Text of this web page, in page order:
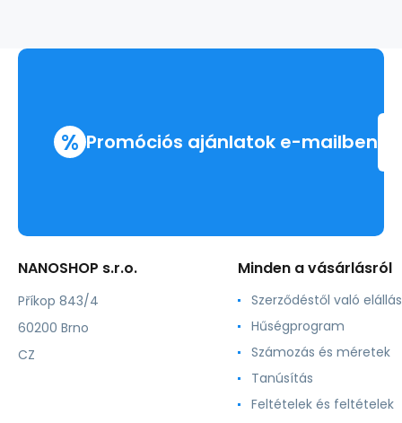
% Promóciós ajánlatok e-mailben
NANOSHOP s.r.o.
Příkop 843/4
60200 Brno
CZ
Minden a vásárlásról
Szerződéstől való elállás
Hűségprogram
Számozás és méretek
Tanúsítás
Feltételek és feltételek